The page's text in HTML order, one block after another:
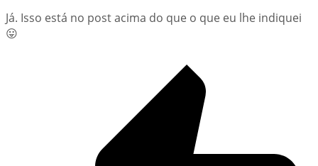
Já. Isso está no post acima do que o que eu lhe indiquei
😛